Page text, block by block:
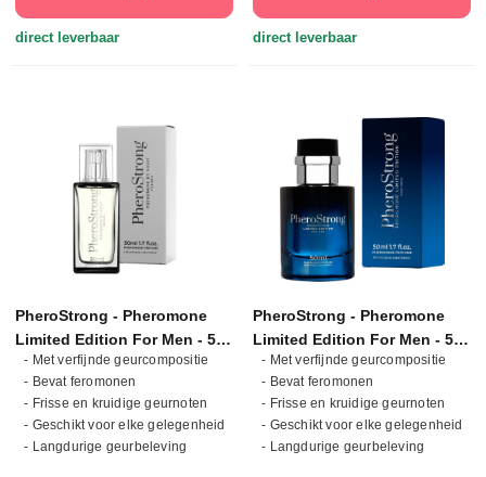
direct leverbaar direct leverbaar
PheroStrong - Pheromone
Limited Edition For Men - 50
ml- Met verfijnde geurcompositie
- Bevat feromonen
- Frisse en kruidige geurnoten
- Geschikt voor elke gelegenheid
- Langdurige geurbeleving
PheroStrong - Pheromone
Limited Edition For Men - 50
ml- Met verfijnde geurcompositie
- Bevat feromonen
- Frisse en kruidige geurnoten
- Geschikt voor elke gelegenheid
- Langdurige geurbeleving